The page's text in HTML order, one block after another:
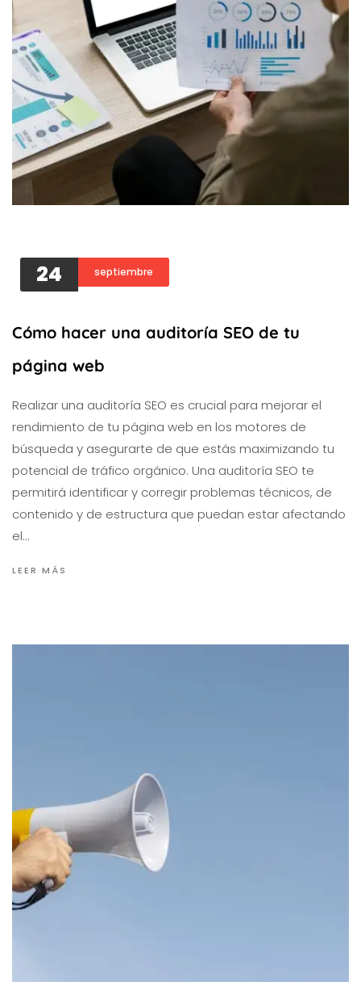
24 septiembre
Cómo hacer una auditoría SEO de tu
página web
Realizar una auditoría SEO es crucial para mejorar el
rendimiento de tu página web en los motores de
búsqueda y asegurarte de que estás maximizando tu
potencial de tráfico orgánico. Una auditoría SEO te
permitirá identificar y corregir problemas técnicos, de
contenido y de estructura que puedan estar afectando
el…
LEER MÁS